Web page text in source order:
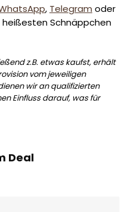
, Telegram oder
Schnäppchen
z.B. etwas kaufst, erhält
vom jeweiligen
wir an qualifizierten
Einfluss darauf, was für
Deal